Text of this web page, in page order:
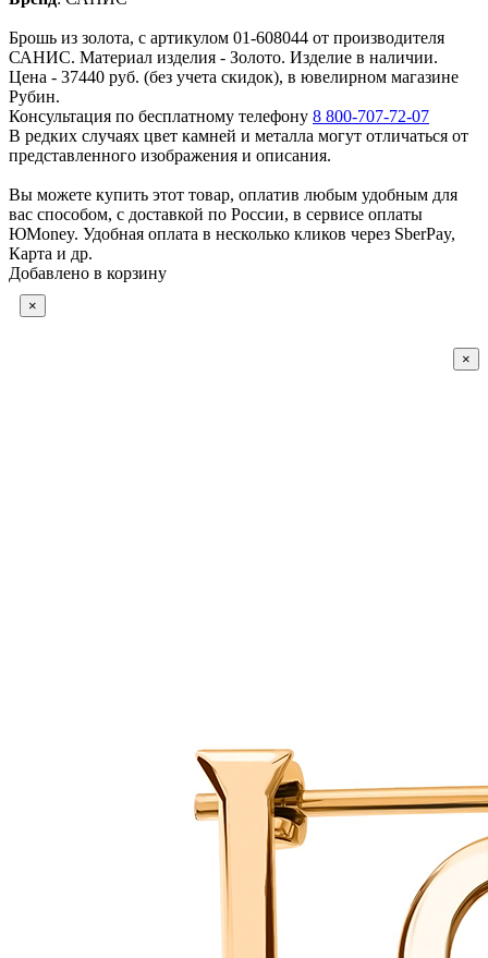
Брошь из золота, с артикулом 01-608044 от производителя
САНИС. Материал изделия - Золото. Изделие в наличии.
Цена - 37440 руб. (без учета скидок), в ювелирном магазине
Рубин.
Консультация по бесплатному телефону 8 800-707-72-07
В редких случаях цвет камней и металла могут отличаться от
представленного изображения и описания.
Вы можете купить этот товар, оплатив любым удобным для
вас способом, с доставкой по России, в сервисе оплаты
ЮMoney. Удобная оплата в несколько кликов через SberPay,
Карта и др.
Добавлено в корзину
×
×